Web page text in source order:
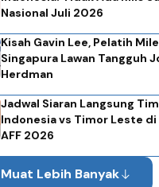
Nasional Juli 2026
Kisah Gavin Lee, Pelatih
Singapura Lawan Tangguh
Herdman
Jadwal Siaran Langsung
Indonesia vs Timor Leste di
AFF 2026
Muat Lebih Banyak